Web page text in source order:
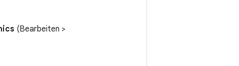
(Bearbeiten >